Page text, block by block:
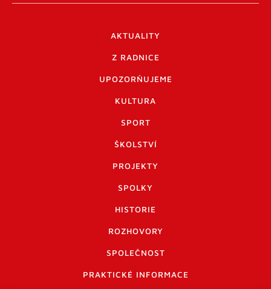
AKTUALITY
Z RADNICE
UPOZORŇUJEME
KULTURA
SPORT
ŠKOLSTVÍ
PROJEKTY
SPOLKY
HISTORIE
ROZHOVORY
SPOLEČNOST
PRAKTICKÉ INFORMACE